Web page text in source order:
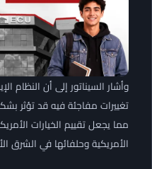
وأشار السيناتور إلى أن النظام
تغييرات مفاجئة فيه قد تؤثر
مما يجعل تقييم الخيارات
الأمريكية وحلفائها في الشرق